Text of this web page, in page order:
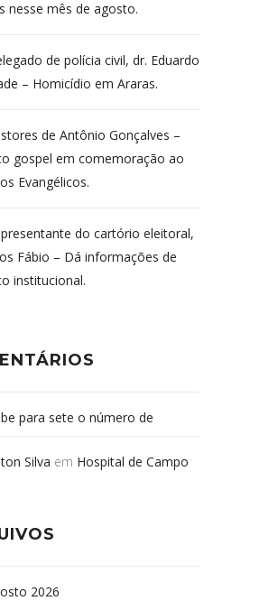
nesse mês de agosto.
de polícia civil, dr. Eduardo
– Homicídio em Araras.
de Antônio Gonçalves –
gospel em comemoração ao
Evangélicos.
do cartório eleitoral,
Fábio – Dá informações de
institucional.
para sete o número de
em São Paulo - Revista
em SP
Silva em Hospital de Campo
2026